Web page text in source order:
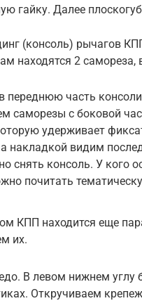
гайку. Далее
(консоль) рычагов
находятся 2 самореза,
переднюю часть
саморезы с боковой
удерживает
накладкой видим
снять консоль. У кого
почитать
КПП находится еще
их.
В левом нижнем углу
Откручиваем